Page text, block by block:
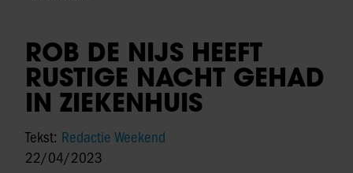
ROB DE NIJS HEEFT
RUSTIGE NACHT GEHAD
IN ZIEKENHUIS
Tekst: Redactie Weekend
22/04/2023